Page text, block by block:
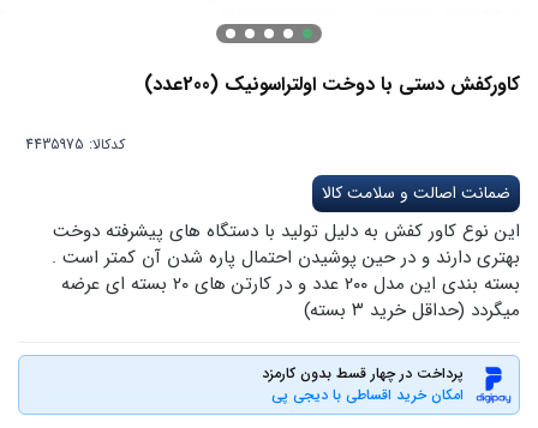
کدکالا:
کاورکفش دستی با دوخت اولتراسونیک (200عدد)
ضمانت اصالت و سلامت کالا
این نوع کاور کفش به دلیل تولید با دستگاه های پیشرفته دوخت
بهتری دارند و در حین پوشیدن احتمال پاره شدن آن کمتر است .
بسته بندی این مدل ۲۰۰ عدد و در کارتن های ۲۰ بسته ای عرضه
میگردد (حداقل خرید ۳ بسته)
پرداخت در چهار قسط بدون کارمزد
امکان خرید اقساطی با دیجی پی